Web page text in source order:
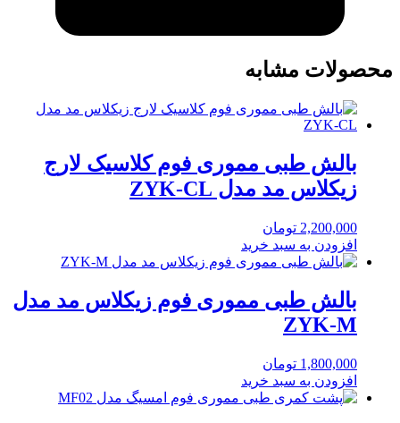
محصولات مشابه
بالش طبی مموری فوم کلاسیک لارج
زیکلاس مد مدل ZYK-CL
2,200,000 تومان
افزودن به سبد خرید
بالش طبی مموری فوم زیکلاس مد مدل
ZYK-M
1,800,000 تومان
افزودن به سبد خرید